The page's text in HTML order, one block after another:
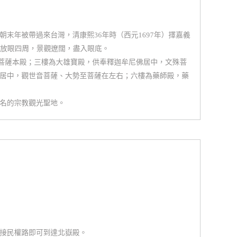
末年被帶過來台灣，清康熙36年時（西元1697年）擇嘉義
眼四周，景觀遼闊，盡入眼底。
本殿；三樓為大雄寶殿，供奉釋迦牟尼佛居中，文殊菩
中，觀世音菩薩、大勢至菩薩在左右；六樓為藥師殿，藥
的宗教觀光聖地。
權路即可到達北嶽殿。